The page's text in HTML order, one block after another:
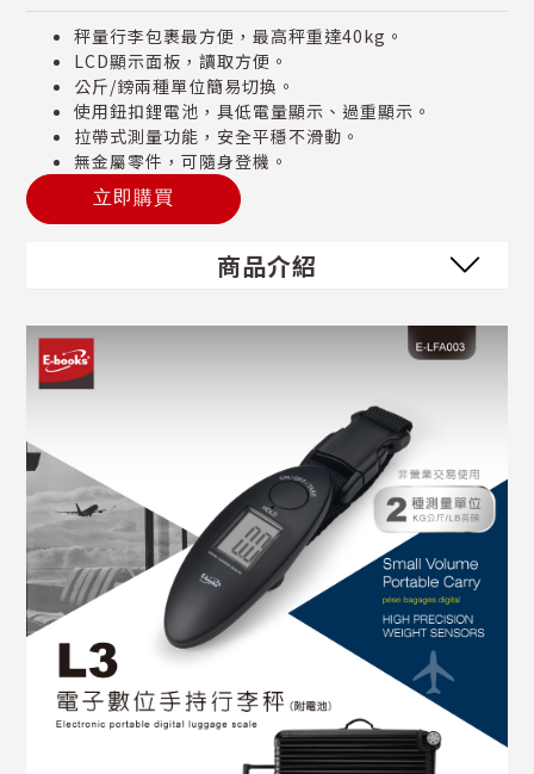
秤量行李包裹最方便，最高秤重達40kg。
LCD顯示面板，讀取方便。
公斤/鎊兩種單位簡易切換。
使用鈕扣鋰電池，具低電量顯示、過重顯示。
拉帶式測量功能，安全平穩不滑動。
無金屬零件，可隨身登機。
立即購買
商品介紹